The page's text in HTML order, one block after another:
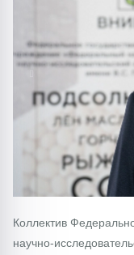
Коллектив
научно-